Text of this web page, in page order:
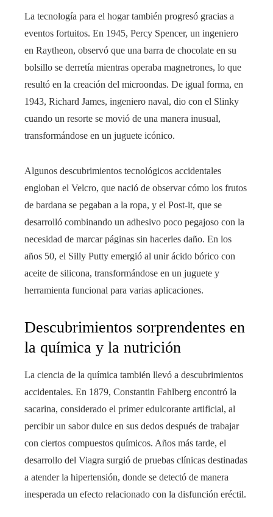
La tecnología para el hogar también progresó gracias a
eventos fortuitos. En 1945, Percy Spencer, un ingeniero
en Raytheon, observó que una barra de chocolate en su
bolsillo se derretía mientras operaba magnetrones, lo que
resultó en la creación del microondas. De igual forma, en
1943, Richard James, ingeniero naval, dio con el Slinky
cuando un resorte se movió de una manera inusual,
transformándose en un juguete icónico.
Algunos descubrimientos tecnológicos accidentales
engloban el Velcro, que nació de observar cómo los frutos
de bardana se pegaban a la ropa, y el Post-it, que se
desarrolló combinando un adhesivo poco pegajoso con la
necesidad de marcar páginas sin hacerles daño. En los
años 50, el Silly Putty emergió al unir ácido bórico con
aceite de silicona, transformándose en un juguete y
herramienta funcional para varias aplicaciones.
Descubrimientos sorprendentes en
la química y la nutrición
La ciencia de la química también llevó a descubrimientos
accidentales. En 1879, Constantin Fahlberg encontró la
sacarina, considerado el primer edulcorante artificial, al
percibir un sabor dulce en sus dedos después de trabajar
con ciertos compuestos químicos. Años más tarde, el
desarrollo del Viagra surgió de pruebas clínicas destinadas
a atender la hipertensión, donde se detectó de manera
inesperada un efecto relacionado con la disfunción eréctil.